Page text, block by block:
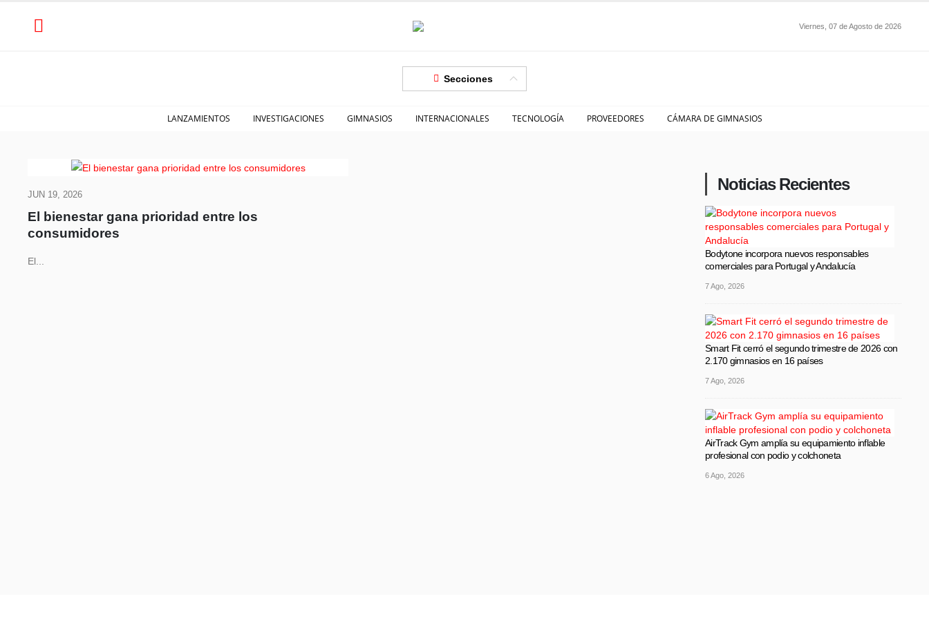
Viernes, 07 de Agosto de 2026
Secciones
LANZAMIENTOS INVESTIGACIONES GIMNASIOS INTERNACIONALES TECNOLOGÍA PROVEEDORES CÁMARA DE GIMNASIOS
JUN 19, 2026
El bienestar gana prioridad entre los
consumidores
El...
Noticias Recientes
Bodytone incorpora nuevos responsables
comerciales para Portugal y Andalucía
7 Ago, 2026
Smart Fit cerró el segundo trimestre de 2026 con
2.170 gimnasios en 16 países
7 Ago, 2026
AirTrack Gym amplía su equipamiento inflable
profesional con podio y colchoneta
6 Ago, 2026